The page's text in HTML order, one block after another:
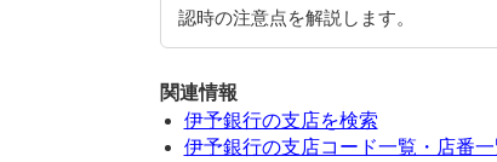
認時の注意点を解説します。
関連情報
伊予銀行の支店を検索
伊予銀行の支店コード一覧・店番一